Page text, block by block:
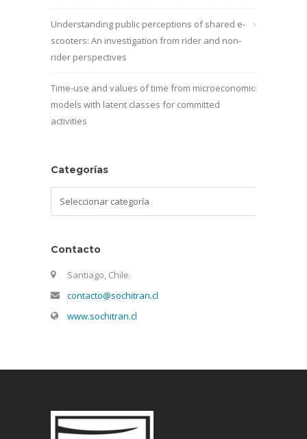
Understanding public perceptions of shared e-
scooters: An investigation from rider and non-
rider perspectives
Time-use and values of time from microeconomic
models with latent classes for committed
activities
Categorías
Contacto
Santiago, Chile.
contacto@sochitran.cl
www.sochitran.cl